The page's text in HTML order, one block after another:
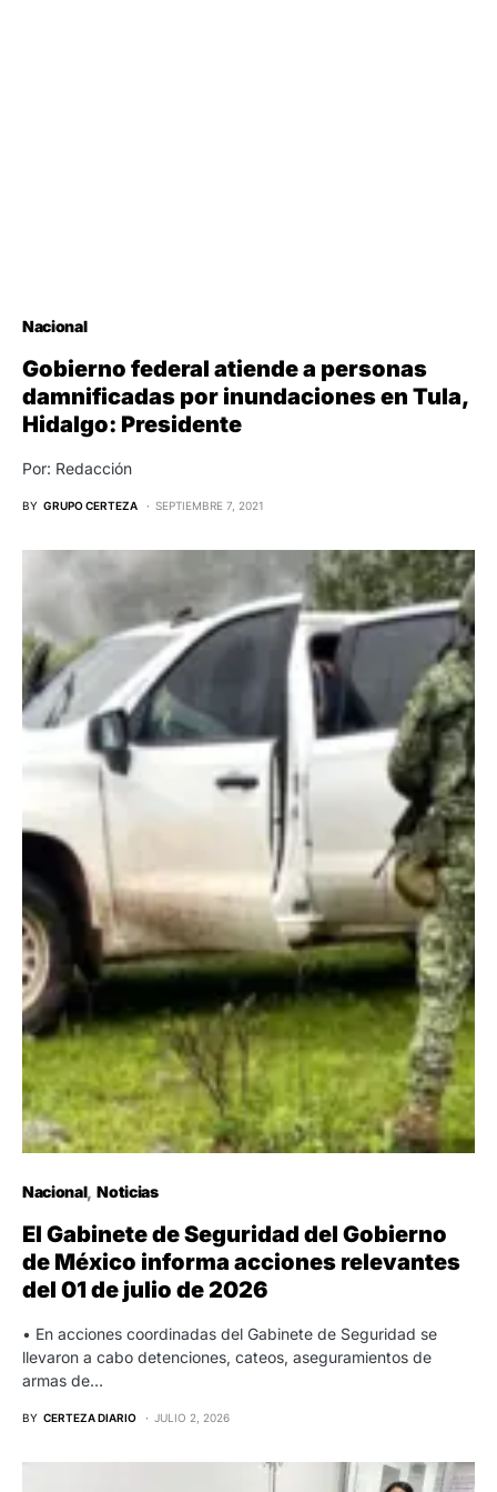
Nacional
Gobierno federal atiende a personas
damnificadas por inundaciones en Tula,
Hidalgo: Presidente
Por: Redacción
BY GRUPO CERTEZA SEPTIEMBRE 7, 2021
Nacional Noticias
El Gabinete de Seguridad del Gobierno
de México informa acciones relevantes
del 01 de julio de 2026
• En acciones coordinadas del Gabinete de Seguridad se
llevaron a cabo detenciones, cateos, aseguramientos de
armas de…
BY CERTEZA DIARIO JULIO 2, 2026